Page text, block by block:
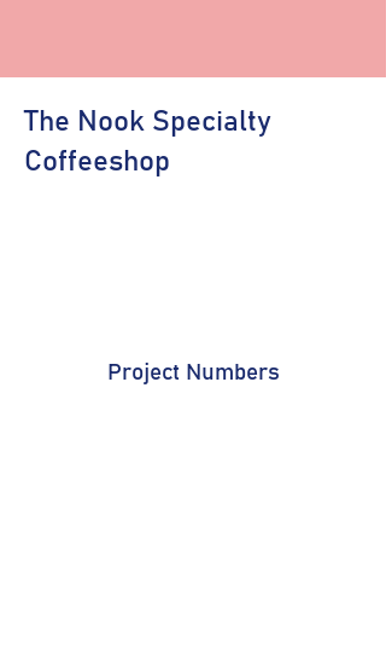
The Nook Specialty
Coffeeshop
Project Numbers